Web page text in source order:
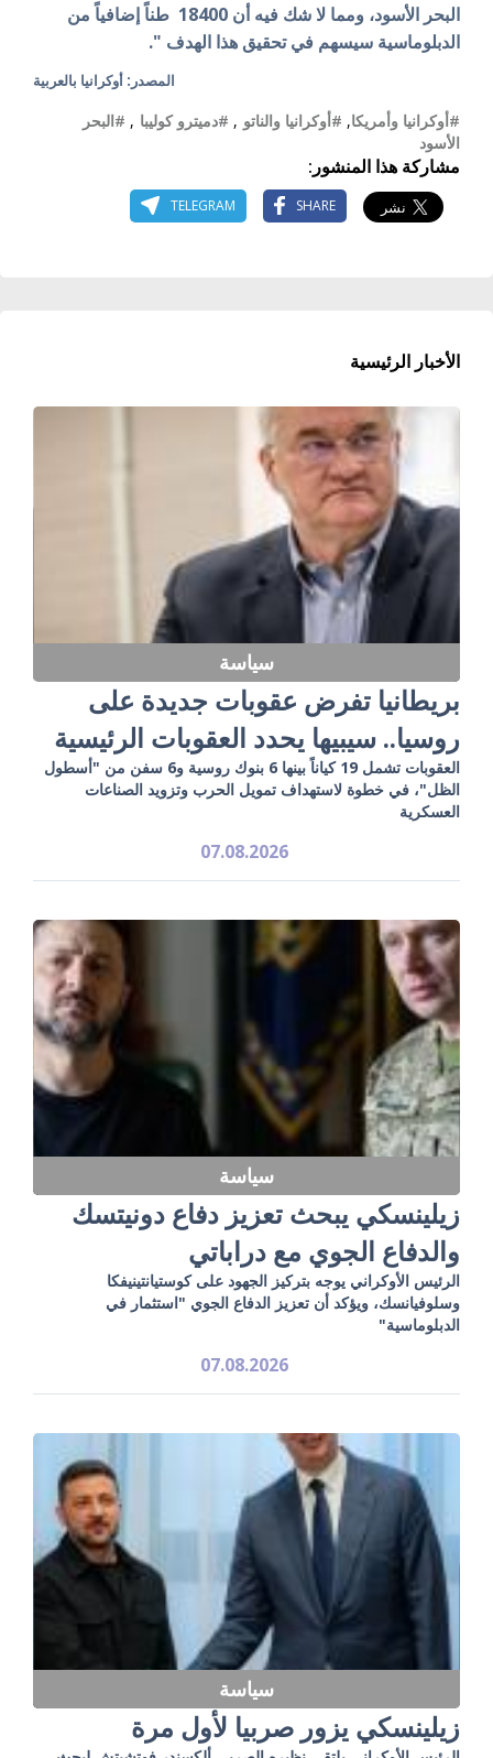
البحر الأسود، ومما لا شك فيه أن 18400 طناً إضافياً من
الدبلوماسية سيسهم في تحقيق هذا الهدف ".
المصدر: أوكرانيا بالعربية
#أوكرانيا وأمريكا, #أوكرانيا والناتو , #دميترو كوليبا , #البحر
الأسود
مشاركة هذا المنشور:
SHARE
TELEGRAM
الأخبار الرئيسية
سياسة
بريطانيا تفرض عقوبات جديدة على
روسيا.. سيبيها يحدد العقوبات الرئيسية
العقوبات تشمل 19 كياناً بينها 6 بنوك روسية و6 سفن من "أسطول
الظل"، في خطوة لاستهداف تمويل الحرب وتزويد الصناعات
العسكرية
07.08.2026
سياسة
زيلينسكي يبحث تعزيز دفاع دونيتسك
والدفاع الجوي مع دراباتي
الرئيس الأوكراني يوجه بتركيز الجهود على كوستيانتينيفكا
وسلوفيانسك، ويؤكد أن تعزيز الدفاع الجوي "استثمار في
الدبلوماسية"
07.08.2026
سياسة
زيلينسكي يزور صربيا لأول مرة